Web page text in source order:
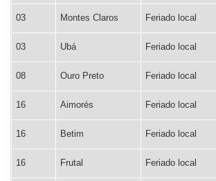
03 Montes Claros Feriado local
03 Ubá Feriado local
08 Ouro Preto Feriado local
16 Aimorés Feriado local
16 Betim Feriado local
16 Frutal Feriado local